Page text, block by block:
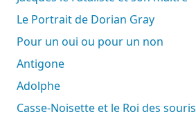
Le Portrait de Dorian Gray
Pour un oui ou pour un non
Antigone
Adolphe
Casse-Noisette et le Roi des souris